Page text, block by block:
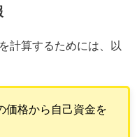
計算するためには、以
価格から自己資金を